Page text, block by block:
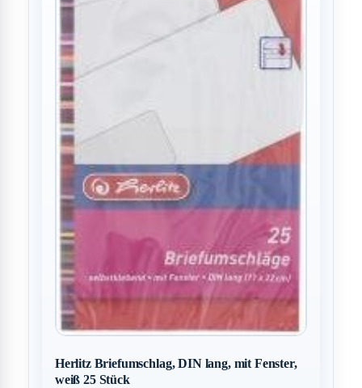
Herlitz Briefumschlag, DIN lang, mit Fenster,
weiß 25 Stück